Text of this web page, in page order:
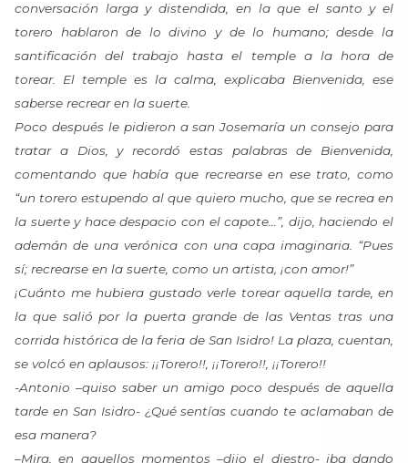
conversación larga y distendida, en la que el santo y el
torero hablaron de lo divino y de lo humano; desde la
santificación del trabajo hasta el temple a la hora de
torear. El temple es la calma, explicaba Bienvenida, ese
saberse recrear en la suerte.
Poco después le pidieron a san Josemaría un consejo para
tratar a Dios, y recordó estas palabras de Bienvenida,
comentando que había que recrearse en ese trato, como
“un torero estupendo al que quiero mucho, que se recrea en
la suerte y hace despacio con el capote…”, dijo, haciendo el
ademán de una verónica con una capa imaginaria. “Pues
sí; recrearse en la suerte, como un artista, ¡con amor!”
¡Cuánto me hubiera gustado verle torear aquella tarde, en
la que salió por la puerta grande de las Ventas tras una
corrida histórica de la feria de San Isidro! La plaza, cuentan,
se volcó en aplausos: ¡¡Torero!!, ¡¡Torero!!, ¡¡Torero!!
-Antonio –quiso saber un amigo poco después de aquella
tarde en San Isidro- ¿Qué sentías cuando te aclamaban de
esa manera?
–Mira, en aquellos momentos –dijo el diestro- iba dando